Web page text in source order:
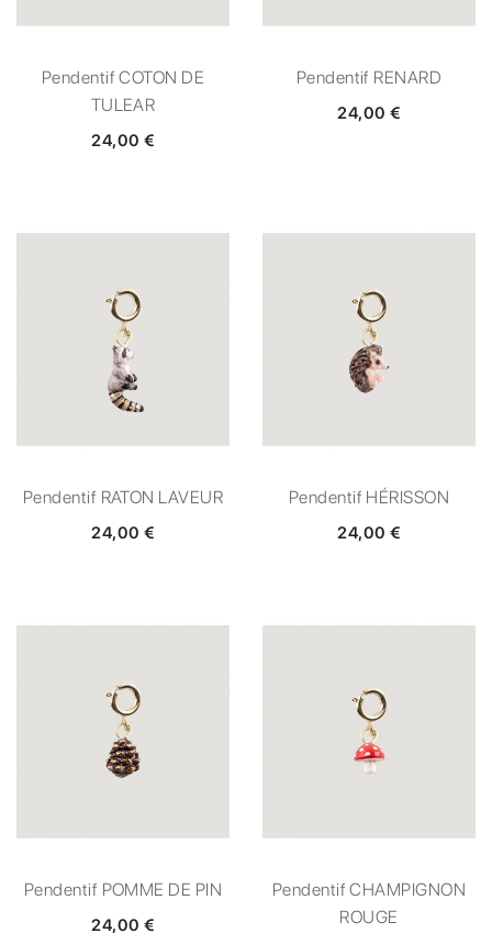
Pendentif COTON DE
TULEAR
24,00 €
Pendentif RENARD
24,00 €
Pendentif RATON LAVEUR
24,00 €
Pendentif HÉRISSON
24,00 €
Pendentif POMME DE PIN
24,00 €
Pendentif CHAMPIGNON
ROUGE